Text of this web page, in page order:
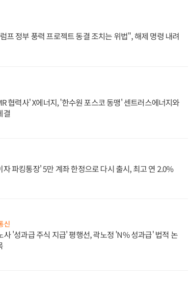
프 정부 풍력 프로젝트 동결 조치는 위법", 해제 명령 내려
협력사' X에너지, '한수원 포스코 동맹' 센트러스에너지와
결
파킹통장' 5만 계좌 한정으로 다시 출시, 최고 연 2.0%
신
사 '성과급 주식 지급' 평행선, 곽노정 'N% 성과급' 법적 논